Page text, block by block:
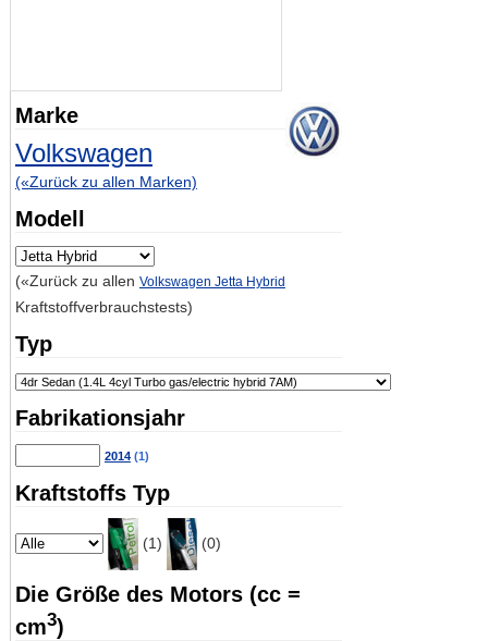
Marke
Volkswagen
(«Zurück zu allen Marken)
Modell
(«Zurück zu allen Volkswagen Jetta Hybrid
Kraftstoffverbrauchstests)
Typ
Fabrikationsjahr
2014(1)
Kraftstoffs Typ
(1) (0)
Die Größe des Motors (cc =
cm3)